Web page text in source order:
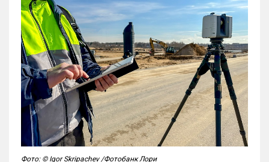
Фото: © Igor Skripachev /Фотобанк Лори